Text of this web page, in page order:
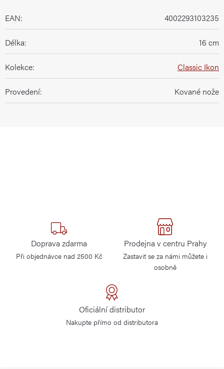
EAN: 4002293103235
Délka: 16 cm
Kolekce: Classic Ikon
Provedení: Kované nože
Doprava zdarma
Při objednávce nad 2500 Kč
Prodejna v centru Prahy
Zastavit se za námi můžete i
osobně
Oficiální distributor
Nakupte přímo od distributora